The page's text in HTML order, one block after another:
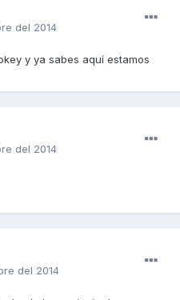
del 2014
y ya sabes aquí estamos
del 2014
del 2014